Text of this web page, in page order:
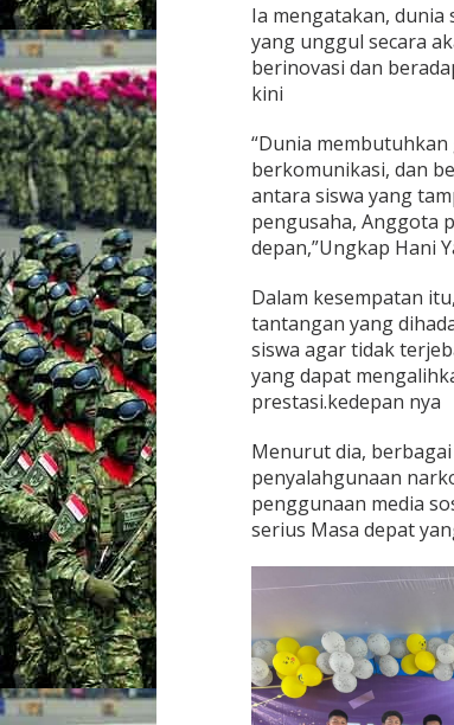
Ia mengatakan,
yang unggul secara
berinovasi dan
kini
“Dunia
berkomunikasi, dan
antara siswa yang
pengusaha, Anggota
depan,”Ungkap Hani
Dalam kesempatan
tantangan yang
siswa agar tidak
yang dapat
prestasi.kedepan nya
Menurut dia,
penyalahgunaan
penggunaan media
serius Masa depat